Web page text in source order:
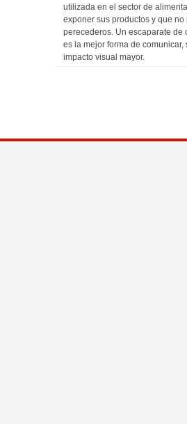
utilizada en el sector de
exponer sus productos y que no
perecederos. Un escaparate de
es la mejor forma de comunicar,
impacto visual mayor.